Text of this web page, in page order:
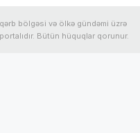
bölgəsi və ölkə gündəmi üzrə
Bütün hüquqlar qorunur.